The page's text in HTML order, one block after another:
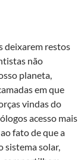
deixarem restos
não
planeta,
em que
vindas do
acesso mais
fato de que a
sistema solar,